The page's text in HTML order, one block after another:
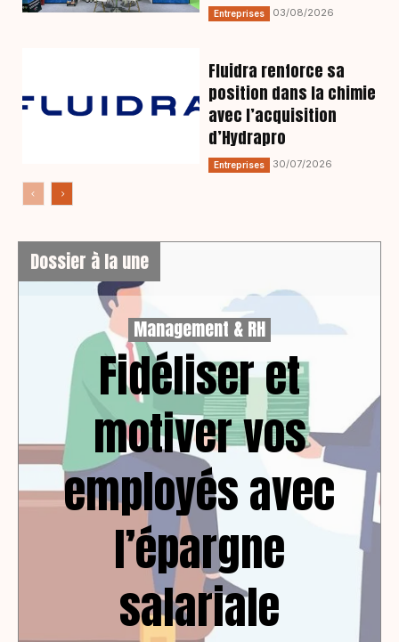
Entreprises 03/08/2026
Fluidra renforce sa
position dans la chimie
avec l’acquisition
d’Hydrapro
Entreprises 30/07/2026
Dossier à la une
Management & RH
Fidéliser et
motiver vos
employés avec
l’épargne
salariale